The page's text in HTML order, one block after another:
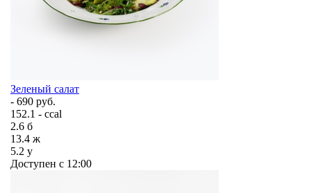
Зеленый салат
- 690 руб.
152.1 - ccal
2.6 б
13.4 ж
5.2 у
Доступен с 12:00